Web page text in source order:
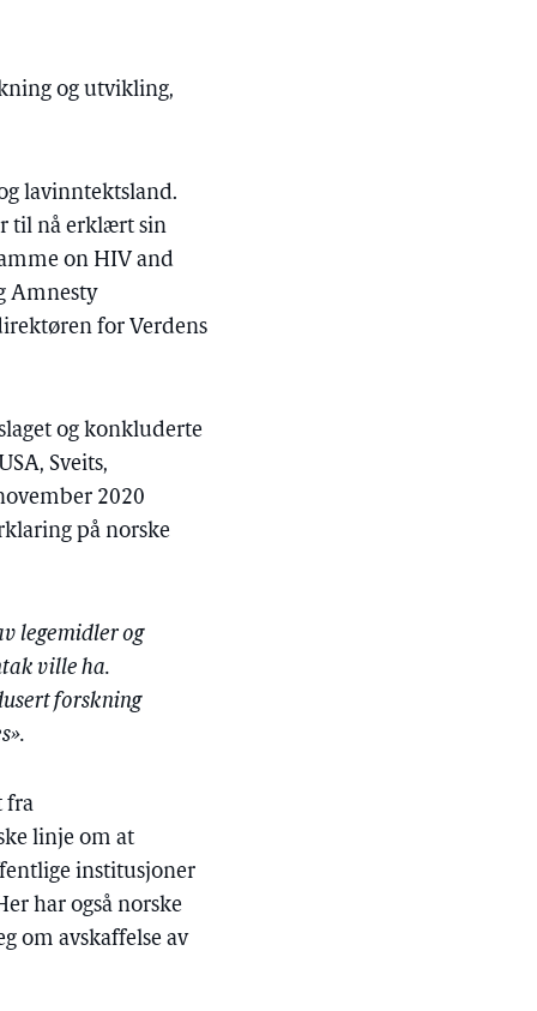
og utvikling,
lavinntektsland.
til nå erklært sin
on HIV and
Amnesty
for Verdens
og konkluderte
Sveits,
2020
på norske
legemidler og
ville ha.
forskning
fra
linje om at
institusjoner
har også norske
om avskaffelse av